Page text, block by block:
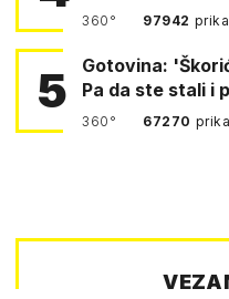
360° 97942
5
Gotovina:
Pa da ste stali i
360° 67270